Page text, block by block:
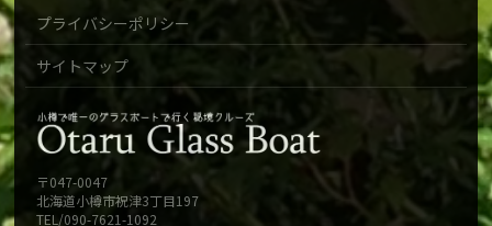
プライバシーポリシー
サイトマップ
〒047-0047
北海道小樽市祝津3丁目197
TEL/090-7621-1092